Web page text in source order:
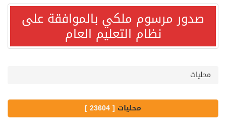
مصدر مسؤول بالهيئة العامة للنقل: استهداف السفينة السعودية NCC MASA خلال إبحارها في البحر الأحمر نتج عنه إصابة طفيفة في بدنها
وزارة الموارد البشرية والتنمية الاجتماعية تمدد مهلة تصحيح أوضاع رخص العمل حتى نهاية العام الحالي
صدور مرسوم ملكي بالموافقة على
نظام التعليم العام
محليات
محليات [ 23604 ]